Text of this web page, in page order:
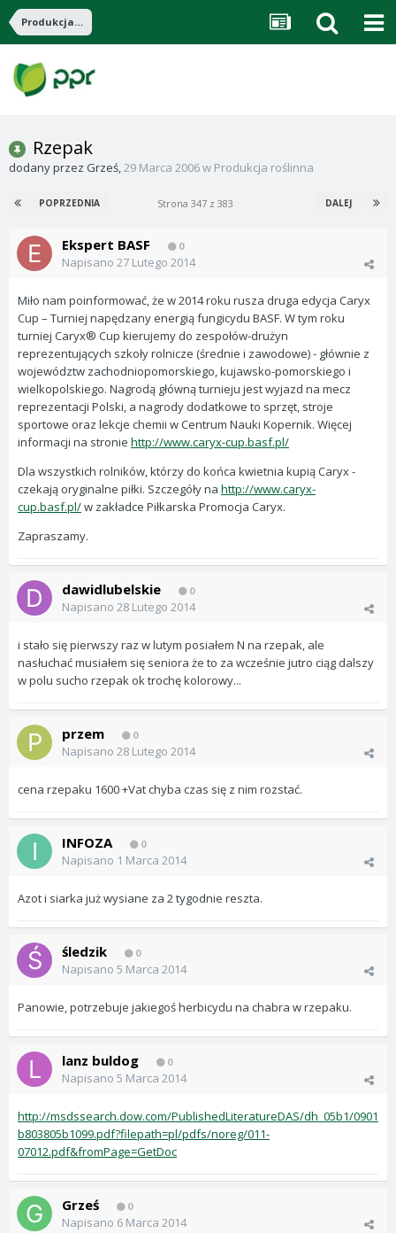
Produkcja roślinna
Rzepak
dodany przez Grześ,29 Marca 2006w Produkcja roślinna
POPRZEDNIA DALEJ
Strona 347 z 383
Ekspert BASF 0
Napisano 27 Lutego 2014
Miło nam poinformować, że w 2014 roku rusza druga edycja Caryx
Cup – Turniej napędzany energią fungicydu BASF. W tym roku
turniej Caryx® Cup kierujemy do zespołów-drużyn
reprezentujących szkoły rolnicze (średnie i zawodowe) - głównie z
województw zachodniopomorskiego, kujawsko-pomorskiego i
wielkopolskiego. Nagrodą główną turnieju jest wyjazd na mecz
reprezentacji Polski, a nagrody dodatkowe to sprzęt, stroje
sportowe oraz lekcje chemii w Centrum Nauki Kopernik. Więcej
informacji na stronie http://www.caryx-cup.basf.pl/
Dla wszystkich rolników, którzy do końca kwietnia kupią Caryx -
czekają oryginalne piłki. Szczegóły na http://www.caryx-
cup.basf.pl/w zakładce Piłkarska Promocja Caryx.
Zapraszamy.
dawidlubelskie 0
Napisano 28 Lutego 2014
i stało się pierwszy raz w lutym posiałem N na rzepak, ale
nasłuchać musiałem się seniora że to za wcześnie jutro ciąg dalszy
w polu sucho rzepak ok trochę kolorowy...
przem 0
Napisano 28 Lutego 2014
cena rzepaku 1600 +Vat chyba czas się z nim rozstać.
INFOZA 0
Napisano 1 Marca 2014
Azot i siarka już wysiane za 2 tygodnie reszta.
śledzik 0
Napisano 5 Marca 2014
Panowie, potrzebuje jakiegoś herbicydu na chabra w rzepaku.
lanz buldog 0
Napisano 5 Marca 2014
http://msdssearch.dow.com/PublishedLiteratureDAS/dh_05b1/0901
b803805b1099.pdf?filepath=pl/pdfs/noreg/011-
07012.pdf&fromPage=GetDoc
Grześ 0
Napisano 6 Marca 2014